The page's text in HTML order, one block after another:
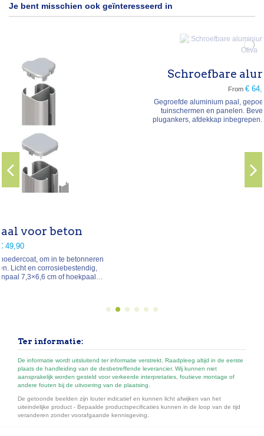
Je bent misschien ook geïnteresseerd in
Schroefbare aluminium paal
Gegroefde aluminium paal, gepoedercoat, schroefbaar voor
tuinschermen en panelen. Bevestiging op de grond met
plugankers, afdekkap inbegrepen. Tussenpaal 7,3×6,6 cm of
of 192,5 cm. Antraciet (≈ RAL 7015) of zilver (≈ RAL 7042).
Ter informatie:
De informatie wordt uitsluitend ter informatie verstrekt. Raadpleeg altijd in de eerste
plaats de handleiding van de desbetreffende leverancier. Wij kunnen niet
aansprakelijk worden gesteld voor verkeerde interpretaties, foutieve montage of
andere fouten bij de uitvoering van de plaatsing.
De getoonde beelden zijn louter indicatief en kunnen licht afwijken van het
uiteindelijke product - Bepaalde productspecificaties kunnen in de loop van de tijd
veranderen zonder voorafgaande kennisgeving.